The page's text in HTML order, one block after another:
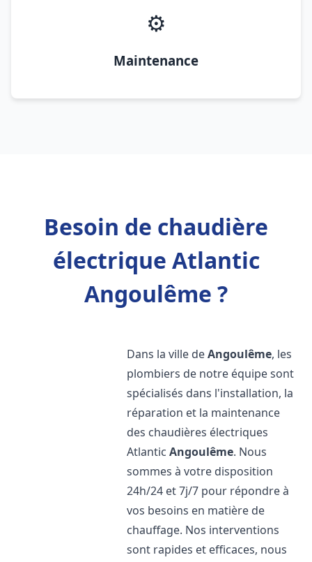
⚙️
Maintenance
Besoin de chaudière
électrique Atlantic
Angoulême ?
Dans la ville deAngoulême, les
plombiers de notre équipe sont
spécialisés dans l'installation, la
réparation et la maintenance
des chaudières électriques
AtlanticAngoulême. Nous
sommes à votre disposition
24h/24 et 7j/7 pour répondre à
vos besoins en matière de
chauffage. Nos interventions
sont rapides et efficaces, nous